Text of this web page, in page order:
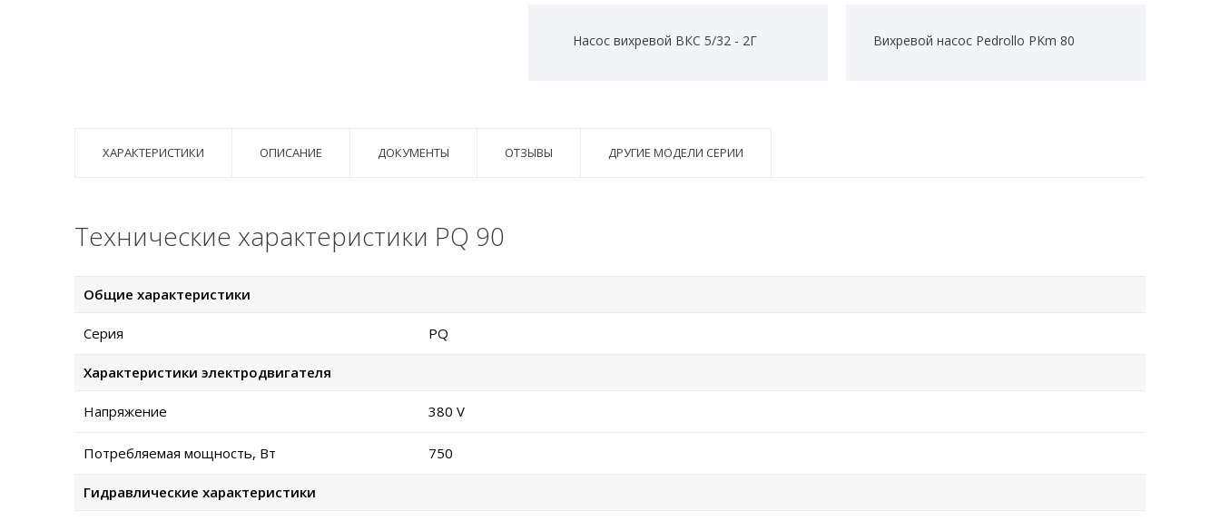
Насос вихревой ВКС 5/32 - 2Г Вихревой насос Pedrollo PKm 80
ХАРАКТЕРИСТИКИ ОПИСАНИЕ ДОКУМЕНТЫ ОТЗЫВЫ ДРУГИЕ МОДЕЛИ СЕРИИ
Технические характеристики PQ 90
Общие характеристики
Серия PQ
Характеристики электродвигателя
Напряжение 380 V
Потребляемая мощность, Вт 750
Гидравлические характеристики